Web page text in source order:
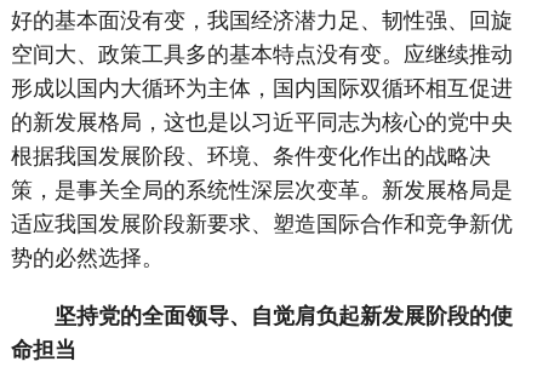
好的基本面没有变，我国经济潜力足、韧性强、回旋
空间大、政策工具多的基本特点没有变。应继续推动
形成以国内大循环为主体，国内国际双循环相互促进
的新发展格局，这也是以习近平同志为核心的党中央
根据我国发展阶段、环境、条件变化作出的战略决
策，是事关全局的系统性深层次变革。新发展格局是
适应我国发展阶段新要求、塑造国际合作和竞争新优
势的必然选择。
坚持党的全面领导、自觉肩负起新发展阶段的使
命担当